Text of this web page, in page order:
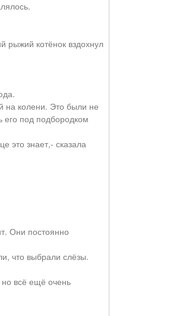
рыжий котёнок вздохнул
на колени. Это были не
его под подбородком
это знает,- сказала
Они постоянно
что выбрали слёзы.
всё ещё очень